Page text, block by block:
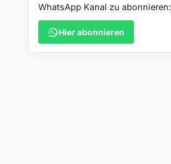
WhatsApp Kanal zu abonnieren:
Hier abonnieren